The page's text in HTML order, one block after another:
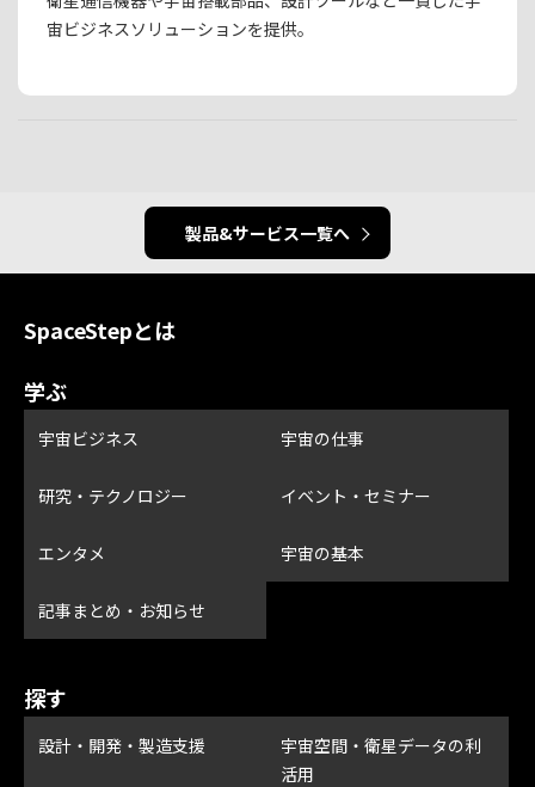
宙ビジネスソリューションを提供。
製品&サービス一覧へ
SpaceStepとは
学ぶ
宇宙ビジネス 宇宙の仕事
研究・テクノロジー イベント・セミナー
エンタメ 宇宙の基本
記事まとめ・お知らせ
探す
設計・開発・製造支援
宇宙空間・衛星データの利
活用